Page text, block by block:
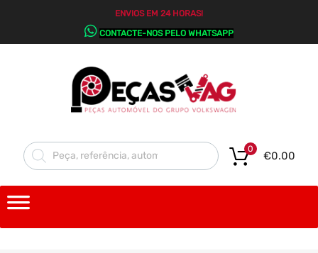
ENVIOS EM 24 HORAS!
CONTACTE-NOS PELO WHATSAPP
€0.00
0